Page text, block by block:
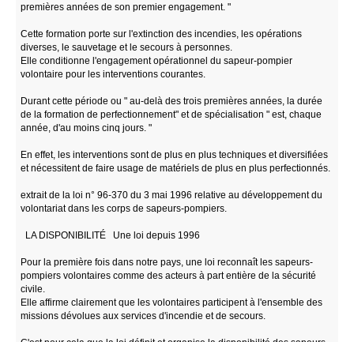
premières années de son premier engagement. "
Cette formation porte sur l'extinction des incendies, les opérations
diverses, le sauvetage et le secours à personnes.
Elle conditionne l'engagement opérationnel du sapeur-pompier
volontaire pour les interventions courantes.
Durant cette période ou " au-delà des trois premières années, la durée
de la formation de perfectionnement" et de spécialisation " est, chaque
année, d'au moins cinq jours. "
En effet, les interventions sont de plus en plus techniques et diversifiées
et nécessitent de faire usage de matériels de plus en plus perfectionnés.
extrait de la loi n° 96-370 du 3 mai 1996 relative au développement du
volontariat dans les corps de sapeurs-pompiers.
LA DISPONIBILITÉ Une loi depuis 1996
Pour la première fois dans notre pays, une loi reconnaît les sapeurs-
pompiers volontaires comme des acteurs à part entière de la sécurité
civile.
Elle affirme clairement que les volontaires participent à l'ensemble des
missions dévolues aux services d'incendie et de secours.